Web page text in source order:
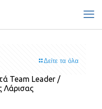
Δείτε τα όλα
Team Leader /
Λάρισας